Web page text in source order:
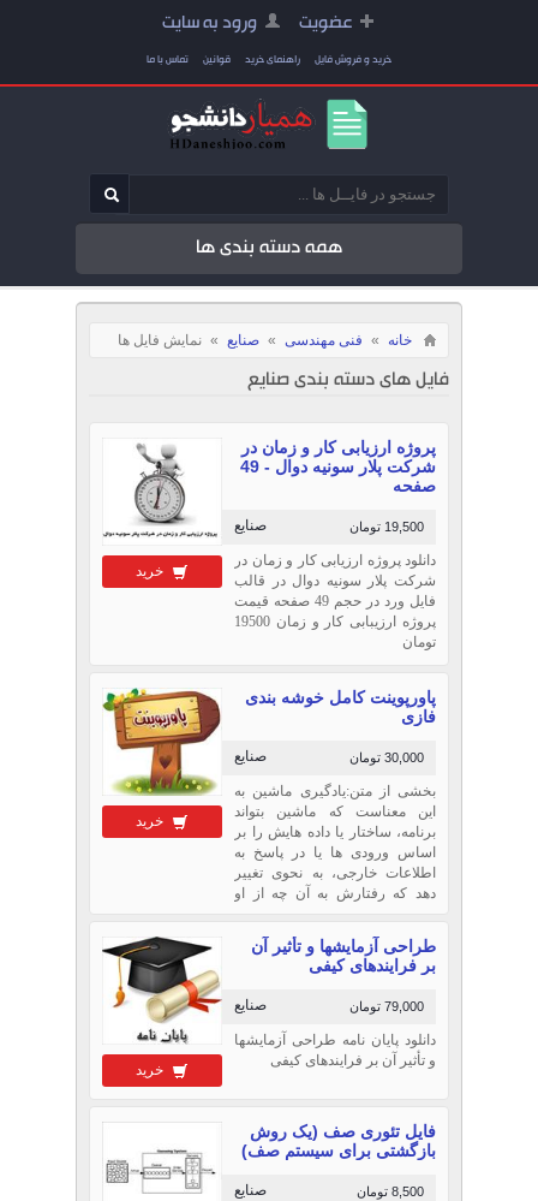
عضویت ورود به سایت
خرید و فروش فایل راهنمای خرید قوانین تماس با ما
همه دسته بندی ها
خانه » فنی مهندسی » صنایع » نمایش فایل ها
فایل های دسته بندی صنایع
خرید
پروژه ارزیابی کار و زمان در
شرکت پلار سونیه دوال - 49
صفحه
صنایع 19,500 تومان
دانلود پروژه ارزیابی کار و زمان در
شرکت پلار سونیه دوال در قالب
فایل ورد در حجم 49 صفحه قیمت
پروژه ارزیبابی کار و زمان 19500
تومان
خرید
پاورپوینت کامل خوشه بندی
فازی
صنایع 30,000 تومان
بخشی از متن:یادگیری ماشین به
این معناست که ماشین بتواند
برنامه، ساختار یا داده هایش را بر
اساس ورودی ها یا در پاسخ به
اطلاعات خارجی، به نحوی تغییر
دهد که رفتارش به آن چه از او
واقع یادگیری ماشین بهینه کردن
معیار کارایی ...
خرید
طراحی آزمايشها و تأثير آن
بر فرايندهای کيفی
صنایع 79,000 تومان
دانلود پایان نامه طراحی آزمايشها
و تأثير آن بر فرايندهای کيفی
فایل تئوری صف (یک روش
بازگشتی برای سیستم صف)
صنایع 8,500 تومان